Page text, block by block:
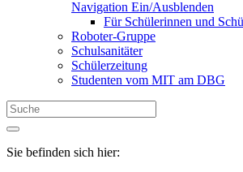
Navigation Ein/Ausblenden
Für Schülerinnen und
Roboter-Gruppe
Schulsanitäter
Schülerzeitung
Studenten vom MIT am DBG
Sie befinden sich hier: